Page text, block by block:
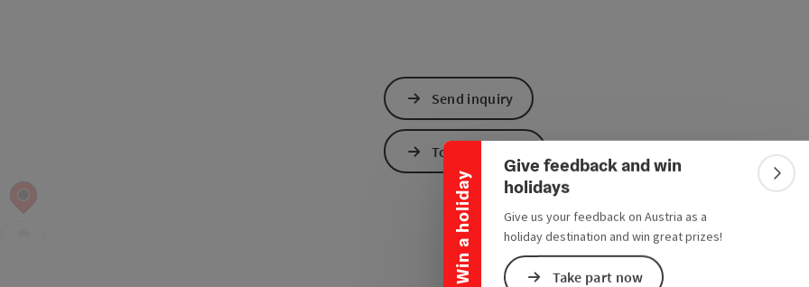
Win a holiday
Collapse banner
Give feedback and win
holidays
Give us your feedback on Austria as a
holiday destination and win great prizes!
Take part now
Send inquiry
To the website